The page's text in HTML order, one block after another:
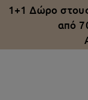
1+1 Δώρο
από